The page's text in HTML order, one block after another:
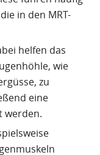
in den MRT-
helfen das
wie
zu
eine
werden.